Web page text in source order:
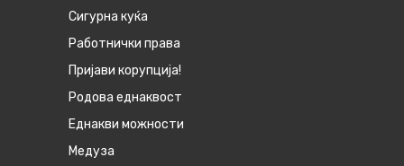
Сигурна куќа
Работнички права
Пријави корупција!
Родова еднаквост
Eднакви можности
Медуза